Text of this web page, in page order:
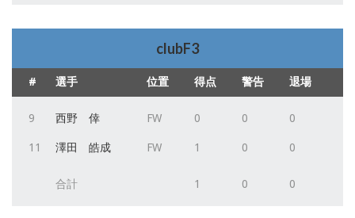
clubF3
# 選手 位置 得点 警告 退場
9 西野 倖 FW 0 0 0
11 澤田 皓成 FW 1 0 0
合計 1 0 0